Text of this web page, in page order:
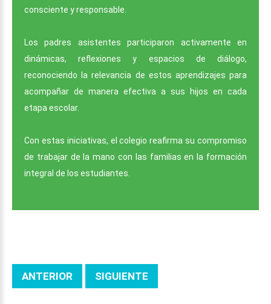
consciente y responsable.
Los padres asistentes participaron activamente en
dinámicas, reflexiones y espacios de diálogo,
reconociendo la relevancia de estos aprendizajes para
acompañar de manera efectiva a sus hijos en cada
etapa escolar.
Con estas iniciativas, el colegio reafirma su compromiso
de trabajar de la mano con las familias en la formación
integral de los estudiantes.
ANTERIOR SIGUIENTE